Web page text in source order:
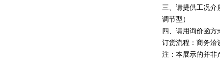
三、请提供工况介
调节型）
四、请用询价函方
订货流程：商务
注：本展示的并非